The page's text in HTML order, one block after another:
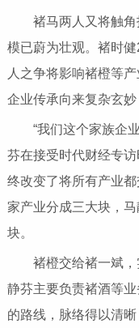
褚马两人又将触
模已蔚为壮观。褚时
人之争将影响褚橙等
企业传承向来复杂玄妙
“我们这个家族企
芬在接受时代财经专
终改变了将所有产业
家产业分成三大块，
块。
褚橙交给褚一斌
静芬主要负责褚酒等
的路线，脉络得以清晰